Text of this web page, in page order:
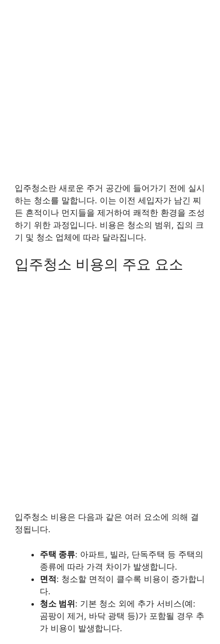
입주청소란 새로운 주거 공간에 들어가기 전에 실시
하는 청소를 말합니다. 이는 이전 세입자가 남긴 찌
든 흔적이나 먼지들을 제거하여 쾌적한 환경을 조성
하기 위한 과정입니다. 비용은 청소의 범위, 집의 크
기 및 청소 업체에 따라 달라집니다.
입주청소 비용의 주요 요소
입주청소 비용은 다음과 같은 여러 요소에 의해 결
정됩니다.
주택 종류: 아파트, 빌라, 단독주택 등 주택의
종류에 따라 가격 차이가 발생합니다.
면적: 청소할 면적이 클수록 비용이 증가합니
다.
청소 범위: 기본 청소 외에 추가 서비스(예:
곰팡이 제거, 바닥 광택 등)가 포함될 경우 추
가 비용이 발생합니다.